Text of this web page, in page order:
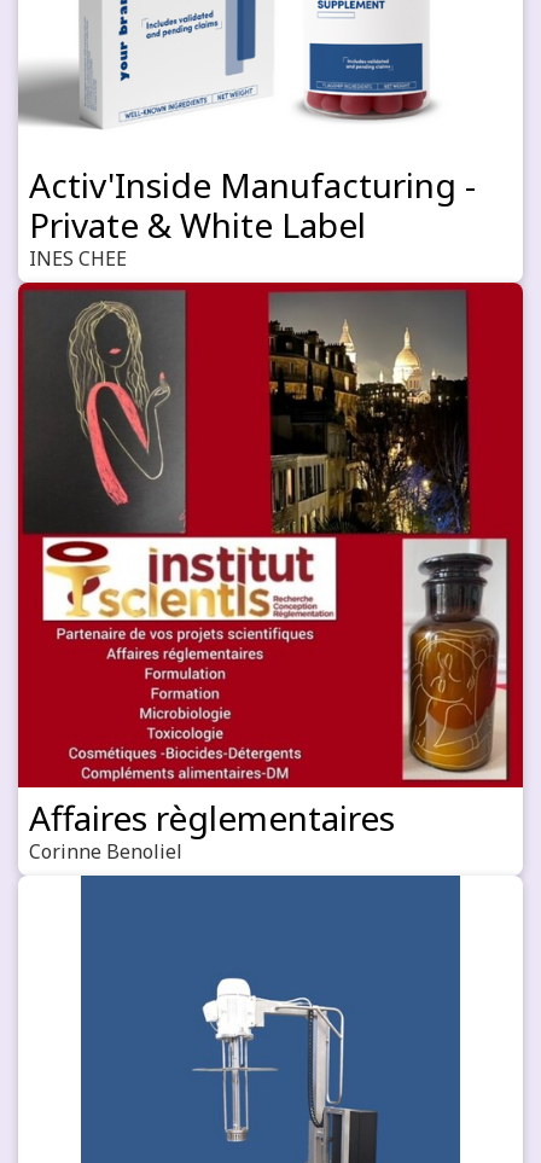
Activ'Inside Manufacturing -
Private & White Label
INES CHEE
Affaires règlementaires
Corinne Benoliel